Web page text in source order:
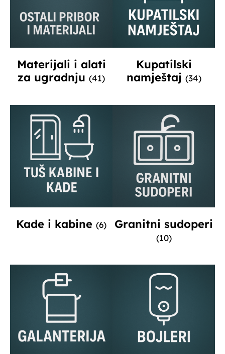
Materijali i alati
za ugradnju (41)
Kupatilski
namještaj (34)
Kade i kabine (6) Granitni sudoperi
(10)